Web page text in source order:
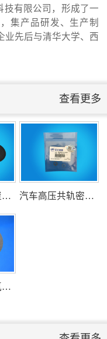
技有限公司能源
摘...
技有限公司，形成了一
集产品研发、生产制
业先后与清华大学、西
查看更多
桥梁支座改性聚四氟乙烯滑板 汽车高压共轨密封圈
超高性能聚四氟乙烯滑板